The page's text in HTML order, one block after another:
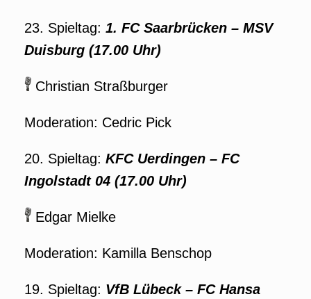
23. Spieltag: 1. FC Saarbrücken – MSV
Duisburg (17.00 Uhr)
Christian Straßburger
Moderation: Cedric Pick
20. Spieltag: KFC Uerdingen – FC
Ingolstadt 04 (17.00 Uhr)
Edgar Mielke
Moderation: Kamilla Benschop
19. Spieltag: VfB Lübeck – FC Hansa